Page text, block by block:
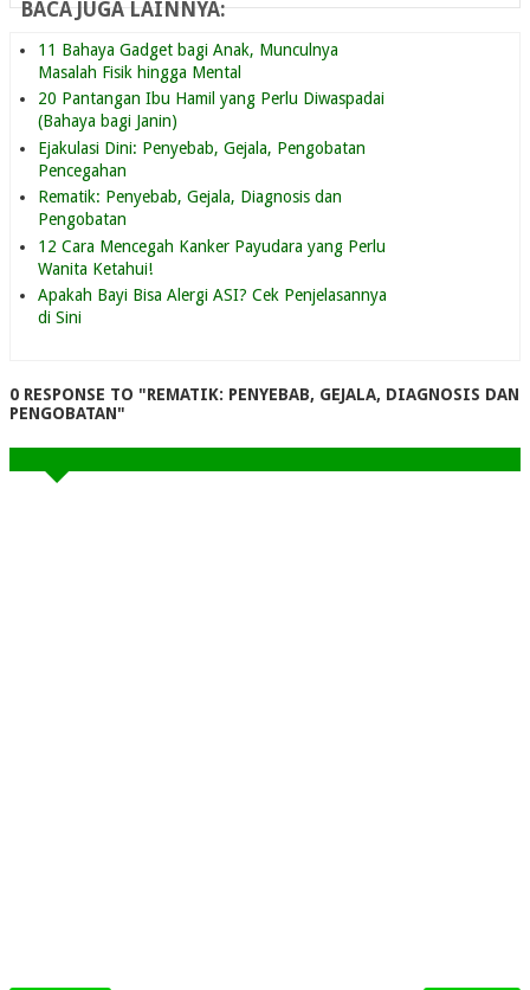
BACA JUGA LAINNYA:
11 Bahaya Gadget bagi Anak, Munculnya
Masalah Fisik hingga Mental
20 Pantangan Ibu Hamil yang Perlu Diwaspadai
(Bahaya bagi Janin)
Ejakulasi Dini: Penyebab, Gejala, Pengobatan
Pencegahan
Rematik: Penyebab, Gejala, Diagnosis dan
Pengobatan
12 Cara Mencegah Kanker Payudara yang Perlu
Wanita Ketahui!
Apakah Bayi Bisa Alergi ASI? Cek Penjelasannya
di Sini
0 RESPONSE TO "REMATIK: PENYEBAB, GEJALA, DIAGNOSIS DAN
PENGOBATAN"